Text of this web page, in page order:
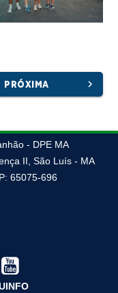
PRÓXIMA chevron_right
- DPE MA
II, São Luís - MA
65075-696